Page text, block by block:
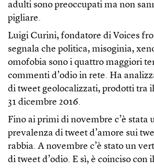
adulti sono preoccupati ma non
pigliare.
Luigi Curini, fondatore di Voices
segnala che politica, misoginia,
omofobia sono i quattro maggiori
commenti d’odio in rete. Ha
di tweet geolocalizzati, prodotti tra
31 dicembre 2016.
Fino ai primi di novembre c’è stata
prevalenza di tweet d’amore sui
rabbia. A novembre c’è stato un
di tweet d’odio. E sì, è coinciso con